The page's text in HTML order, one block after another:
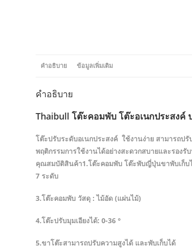
คำอธิบาย ข้อมูลเพิ่มเติม
คำอธิบาย
Thaibull โต๊ะคอมพับ โต๊ะอเนกประสงค์
โต๊ะปรับระดับอเนกประสงค์ ใช้งานง่าย สามารถป
พฤติกรรมการใช้งานได้อย่างสะดวกสบายและรองรั
คุณสมบัติสินค้า1.โต๊ะคอมพับ โต๊ะพับญี่ปุ่นขาพับเก็บ
7 ระดับ
3.โต๊ะคอมพับ วัสดุ : ไม้อัด (แผ่นไม้)
4.โต๊ะปรับมุมเอียงได้: 0-36 °
5.ขาโต๊ะสามารถปรับความสูงได้ และพับเก็บได้